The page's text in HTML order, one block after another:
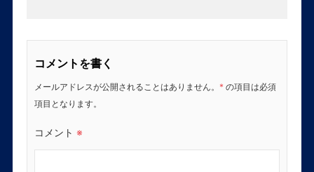
コメントを書く
メールアドレスが公開されることはありません。 * の項目は必須
項目となります。
コメント ※